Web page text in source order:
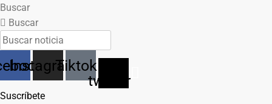
Buscar
Buscar
Instagram
Tiktok
twitter
Suscríbete